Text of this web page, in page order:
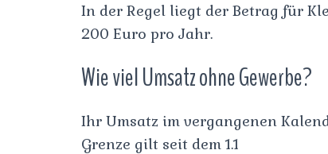
In der Regel liegt der Betrag für
200 Euro pro Jahr.
Wie viel Umsatz ohne Gewerbe?
Ihr Umsatz im vergangenen
Grenze gilt seit dem 1.1